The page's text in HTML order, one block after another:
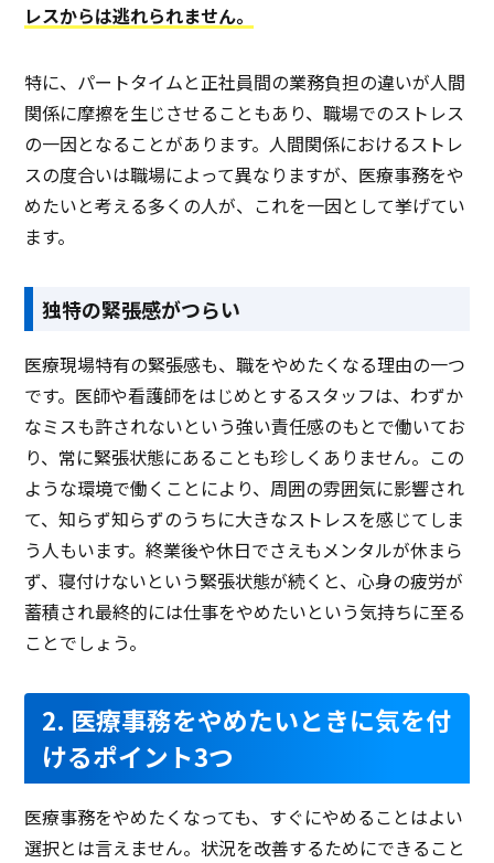
レスからは逃れられません。
特に、パートタイムと正社員間の業務負担の違いが人間
関係に摩擦を生じさせることもあり、職場でのストレス
の一因となることがあります。人間関係におけるストレ
スの度合いは職場によって異なりますが、医療事務をや
めたいと考える多くの人が、これを一因として挙げてい
ます。
独特の緊張感がつらい
医療現場特有の緊張感も、職をやめたくなる理由の一つ
です。医師や看護師をはじめとするスタッフは、わずか
なミスも許されないという強い責任感のもとで働いてお
り、常に緊張状態にあることも珍しくありません。この
ような環境で働くことにより、周囲の雰囲気に影響され
て、知らず知らずのうちに大きなストレスを感じてしま
う人もいます。終業後や休日でさえもメンタルが休まら
ず、寝付けないという緊張状態が続くと、心身の疲労が
蓄積され最終的には仕事をやめたいという気持ちに至る
ことでしょう。
2. 医療事務をやめたいときに気を付
けるポイント3つ
医療事務をやめたくなっても、すぐにやめることはよい
選択とは言えません。状況を改善するためにできること